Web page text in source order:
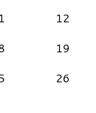
12
19
26